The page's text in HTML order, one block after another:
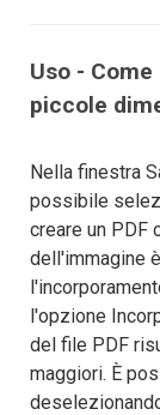
Uso -
piccole
Nella finestra
possibile
creare un PDF
dell'immagine
l'opzione
del file PDF
maggiori. È